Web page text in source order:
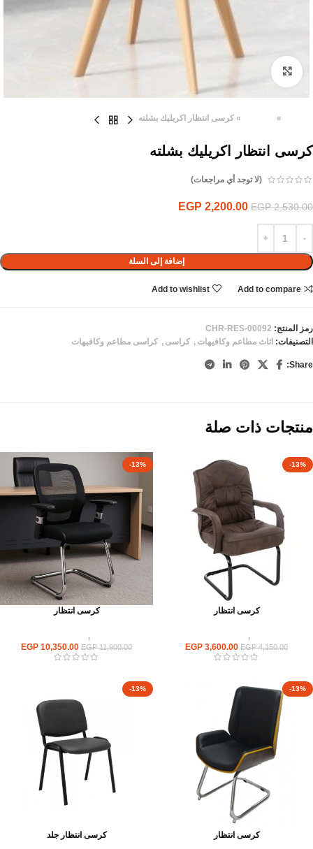
»
» كرسى انتظار اكريليك بشلته
كرسى انتظار اكريليك بشلته
(لا توجد أي مراجعات)
EGP2,530.00
EGP 2,200.00
إضافة إلى السلة
Add to compare
Add to wishlist
رمز المنتج: CHR-RES-00092
التصنيفات: اثاث مطاعم وكافيهات , كراسى , كراسى مطاعم وكافيهات
Share:
منتجات ذات صلة
-13%
كرسى انتظار
,
EGP4,150.00
EGP 3,600.00
-13%
كرسى انتظار
,
EGP11,900.00
EGP 10,350.00
-13%
كرسى انتظار
-13%
كرسى انتظار جلد